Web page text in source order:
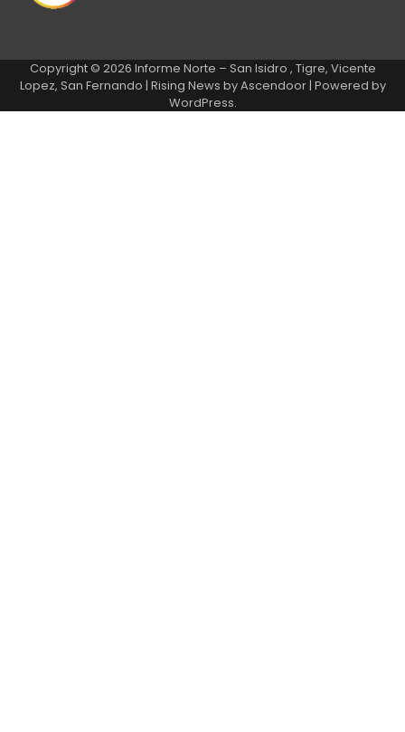
Copyright © 2026 Informe Norte – San Isidro , Tigre, Vicente
Lopez, San Fernando | Rising News byAscendoor| Powered by
WordPress.